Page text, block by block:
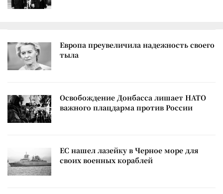
Европа преувеличила надежность своего
тыла
Освобождение Донбасса лишает НАТО
важного плацдарма против России
ЕС нашел лазейку в Черное море для
своих военных кораблей